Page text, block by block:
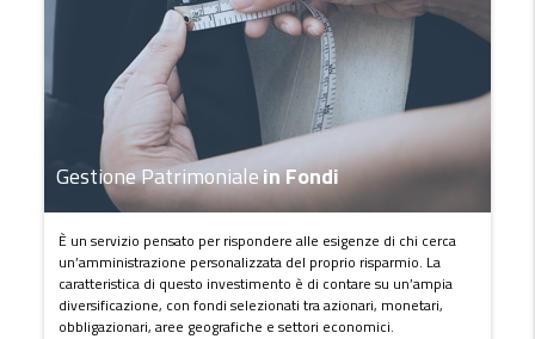
Gestione Patrimonialein Fondi
È un servizio pensato per rispondere alle esigenze di chi cerca
un’amministrazione personalizzata del proprio risparmio. La
caratteristica di questo investimento è di contare su un’ampia
diversificazione, con fondi selezionati tra azionari, monetari,
obbligazionari, aree geografiche e settori economici.